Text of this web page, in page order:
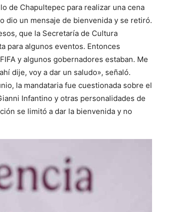
de Chapultepec para realizar una cena
dio un mensaje de bienvenida y se retiró.
que la Secretaría de Cultura
para algunos eventos. Entonces
y algunos gobernadores estaban. Me
dije, voy a dar un saludo», señaló.
la mandataria fue cuestionada sobre el
Infantino y otras personalidades de
se limitó a dar la bienvenida y no